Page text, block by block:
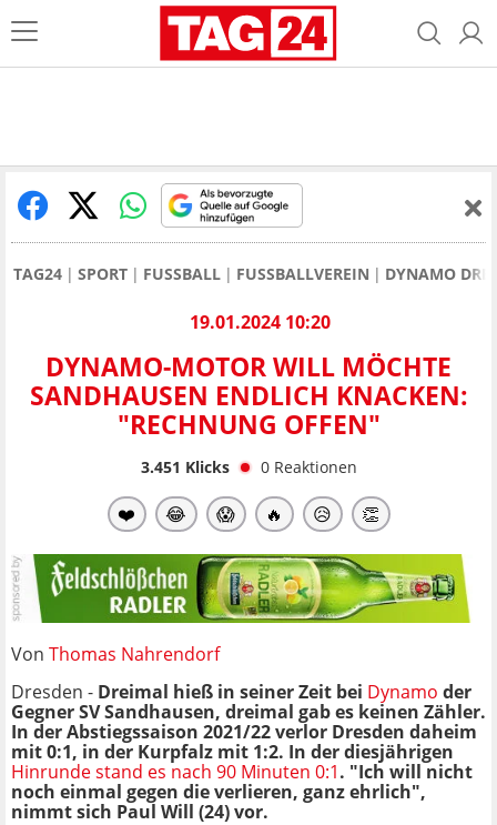
TAG24 SPORT FUSSBALL FUSSBALLVEREIN DYNAMO
19.01.2024 10:20
DYNAMO-MOTOR WILL MÖCHTE
SANDHAUSEN ENDLICH KNACKEN:
"RECHNUNG OFFEN"
3.451 Klicks 0 Reaktionen
❤️ 😂 😱 🔥 😥 👏
Von Thomas Nahrendorf
Dresden - Dreimal hieß in seiner Zeit bei Dynamo der
Gegner SV Sandhausen, dreimal gab es keinen Zähler.
In der Abstiegssaison 2021/22 verlor Dresden daheim
mit 0:1, in der Kurpfalz mit 1:2. In der diesjährigen
Hinrunde stand es nach 90 Minuten 0:1. "Ich will nicht
noch einmal gegen die verlieren, ganz ehrlich",
nimmt sich Paul Will (24) vor.